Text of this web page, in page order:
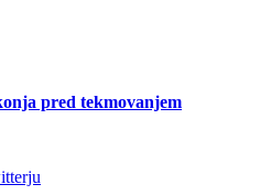
pred tekmovanjem